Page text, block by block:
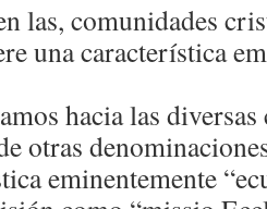
las, comunidades
una característica
hacia las
otras
eminentemente